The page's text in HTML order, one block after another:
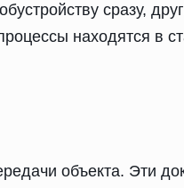
сразу,
находятся в
объекта. Эти